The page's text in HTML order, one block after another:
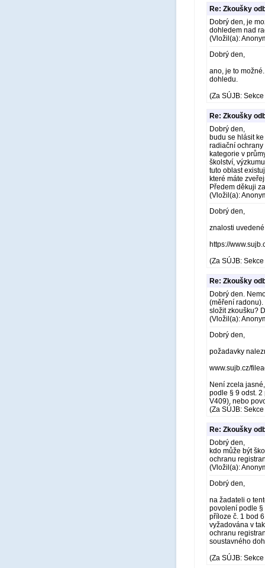
Re: Zkoušky
Dobrý den, je
dohledem nad
(Vložil(a):
Dobrý den,
ano, je to
dohledu.
(Za SÚJB:
Re: Zkoušky
Dobrý den,
budu se hlásit
radiační
kategorie v
školství,
tuto oblast
které máte
Předem děkuji
(Vložil(a):
Dobrý den,
znalosti
https://
(Za SÚJB:
Re: Zkoušky
Dobrý den.
(měření
složit zkoušku?
(Vložil(a):
Dobrý den,
požadavky
www.sujb.cz/
Není zcela
podle § 9 odst. 2
V409), nebo
(Za SÚJB:
Re: Zkoušky
Dobrý den,
kdo může být
ochranu
(Vložil(a):
Dobrý den,
na žadateli o
povolení podle §
příloze č. 1 bod
vyžadována v
ochranu
soustavného
(Za SÚJB: